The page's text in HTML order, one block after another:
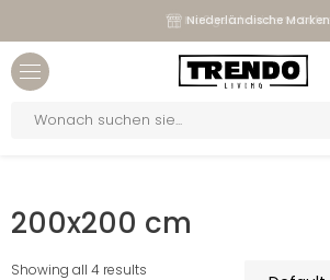
Niederländische Marken
Maßgeschneiderte Sofas
search
200x200 cm
Showing all 4 results